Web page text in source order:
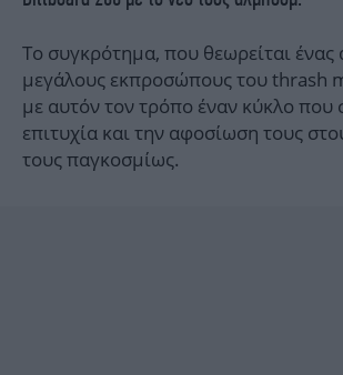
Το συγκρότημα, που θεωρείται ένας
μεγάλους εκπροσώπους του thrash
με αυτόν τον τρόπο έναν κύκλο που
επιτυχία και την αφοσίωση τους
τους παγκοσμίως.